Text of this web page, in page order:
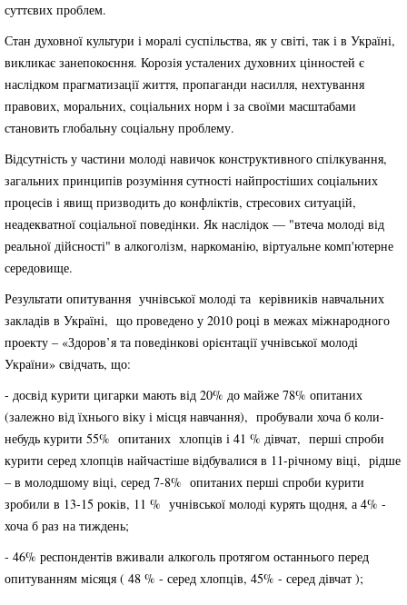
суттєвих проблем.
Стан духовної культури і моралі суспільства, як у світі, так і в Україні,
викликає занепокоєння. Корозія усталених духовних цінностей є
наслідком прагматизації життя, пропаганди насилля, нехтування
правових, моральних, соціальних норм і за своїми масштабами
становить глобальну соціальну проблему.
Відсутність у частини молоді навичок конструктивного спілкування,
загальних принципів розуміння сутності найпростіших соціальних
процесів і явищ призводить до конфліктів, стресових ситуацій,
неадекватної соціальної поведінки. Як наслідок — "втеча молоді від
реальної дійсності" в алкоголізм, наркоманію, віртуальне комп'ютерне
середовище.
Результати опитування учнівської молоді та керівників навчальних
закладів в Україні, що проведено у 2010 році в межах міжнародного
проекту – «Здоров’я та поведінкові орієнтації учнівської молоді
України» свідчать, що:
- досвід курити цигарки мають від 20% до майже 78% опитаних
(залежно від їхнього віку і місця навчання), пробували хоча б коли-
небудь курити 55% опитаних хлопців і 41 % дівчат, перші спроби
курити серед хлопців найчастіше відбувалися в 11-річному віці, рідше
– в молодшому віці, серед 7-8% опитаних перші спроби курити
зробили в 13-15 років, 11 % учнівської молоді курять щодня, а 4% -
хоча б раз на тиждень;
- 46% респондентів вживали алкоголь протягом останнього перед
опитуванням місяця ( 48 % - серед хлопців, 45% - серед дівчат );